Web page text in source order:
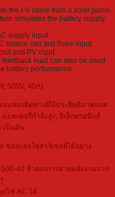
the I-V curve from a solar panel
simulates the battery supply
supply input
source can test three input
and PV input
load can also be used
battery performance
500V, 40A)
บบสองทิศทางที่มีประสิทธิภาพยอด
บตเตอรี่กำลังสูง, อิเล็กทรอนิกส์
เป็นต้น
ของแผงโซลาร์เซลล์ได้อย่าง
40 จำลองการจ่ายพลังงานจาก
ไฟ AC ได้